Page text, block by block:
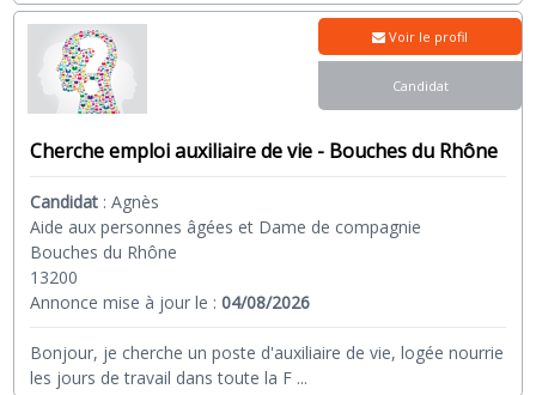
Cherche emploi auxiliaire de vie - Bouches du Rhône
Candidat :Agnès
Aide aux personnes âgées et Dame de compagnie
Bouches du Rhône
13200
Annonce mise à jour le :04/08/2026
Bonjour, je cherche un poste d'auxiliaire de vie, logée nourrie
les jours de travail dans toute la F ...
Voir le profil
Candidat